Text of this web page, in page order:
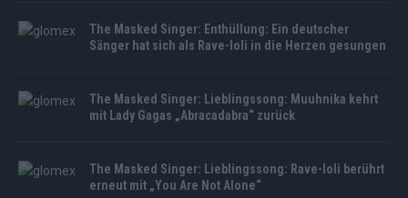
The Masked Singer: Enthüllung: Ein deutscher
Sänger hat sich als Rave-Ioli in die Herzen gesungen
The Masked Singer: Lieblingssong: Muuhnika kehrt
mit Lady Gagas „Abracadabra“ zurück
The Masked Singer: Lieblingssong: Rave-Ioli berührt
erneut mit „You Are Not Alone“